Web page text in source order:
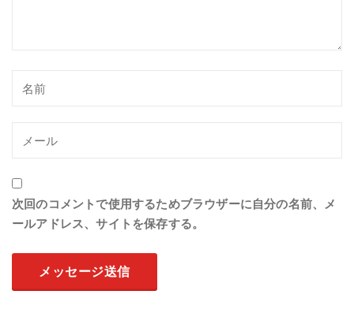
次回のコメントで使用するためブラウザーに自分の名前、メ
ールアドレス、サイトを保存する。